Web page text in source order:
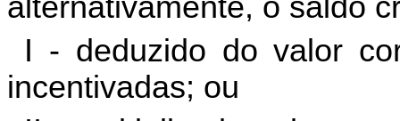
I - deduzido do valor
incentivadas; ou